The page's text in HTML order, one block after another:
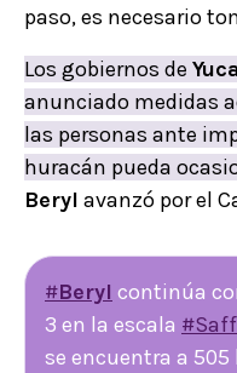
paso, es necesario
Los gobiernos de
anunciado medidas
las personas ante
huracán pueda
Beryl avanzó por el
#Beryl continúa
3 en la escala
se encuentra a